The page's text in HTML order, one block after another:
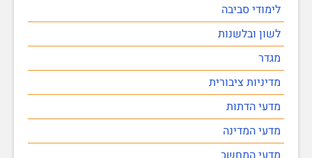
לימודי סביבה
לשון ובלשנות
מגדר
מדיניות ציבורית
מדעי הדתות
מדעי המדינה